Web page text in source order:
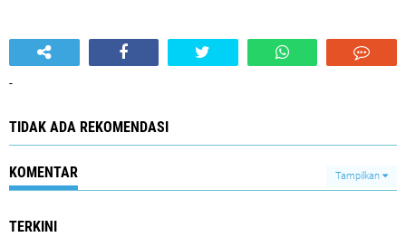
-
TIDAK ADA REKOMENDASI
KOMENTAR Tampilkan
TERKINI